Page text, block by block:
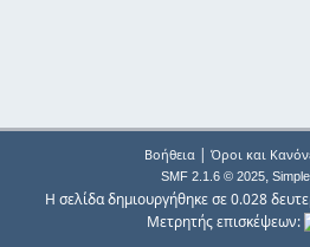
Βοήθεια| Όροι και
SMF 2.1.6 © 2025,
Η σελίδα δημιουργήθηκε σε 0.028
Μετρητής επισκέψεων: